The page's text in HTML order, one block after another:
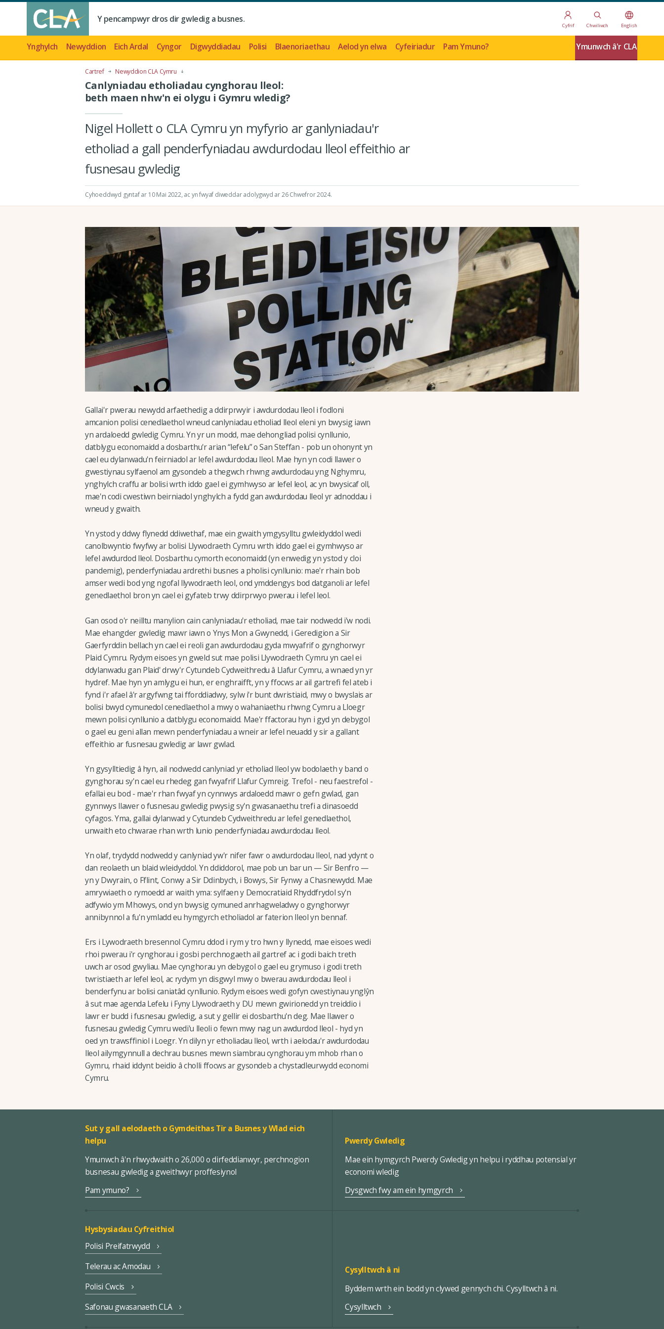
Y pencampwyr dros dir gwledig a busnes.
Cyfrif Chwiliwch English
Ynghylch Newyddion Eich Ardal Cyngor Digwyddiadau Polisi Blaenoriaethau Aelod yn elwa Cyfeiriadur Pam Ymuno? Ymunwch â'r CLA
Cartref Newyddion CLA Cymru
Canlyniadau etholiadau cynghorau lleol:
beth maen nhw'n ei olygu i Gymru wledig?
Nigel Hollett o CLA Cymru yn myfyrio ar ganlyniadau'r
etholiad a gall penderfyniadau awdurdodau lleol effeithio ar
fusnesau gwledig
Cyhoeddwyd gyntaf ar 10 Mai 2022, ac yn fwyaf diweddar adolygwyd ar 26 Chwefror 2024.
Gallai'r pwerau newydd arfaethedig a ddirprwyir i awdurdodau lleol i fodloni
amcanion polisi cenedlaethol wneud canlyniadau etholiad lleol eleni yn bwysig iawn
yn ardaloedd gwledig Cymru. Yn yr un modd, mae dehongliad polisi cynllunio,
datblygu economaidd a dosbarthu'r arian “lefelu” o San Steffan - pob un ohonynt yn
cael eu dylanwadu'n feirniadol ar lefel awdurdodau lleol. Mae hyn yn codi llawer o
gwestiynau sylfaenol am gysondeb a thegwch rhwng awdurdodau yng Nghymru,
ynghylch craffu ar bolisi wrth iddo gael ei gymhwyso ar lefel leol, ac yn bwysicaf oll,
mae'n codi cwestiwn beirniadol ynghylch a fydd gan awdurdodau lleol yr adnoddau i
wneud y gwaith.
Yn ystod y ddwy flynedd ddiwethaf, mae ein gwaith ymgysylltu gwleidyddol wedi
canolbwyntio fwyfwy ar bolisi Llywodraeth Cymru wrth iddo gael ei gymhwyso ar
lefel awdurdod lleol. Dosbarthu cymorth economaidd (yn enwedig yn ystod y cloi
pandemig), penderfyniadau ardrethi busnes a pholisi cynllunio: mae'r rhain bob
amser wedi bod yng ngofal llywodraeth leol, ond ymddengys bod datganoli ar lefel
genedlaethol bron yn cael ei gyfateb trwy ddirprwyo pwerau i lefel leol.
Gan osod o'r neilltu manylion cain canlyniadau'r etholiad, mae tair nodwedd i'w nodi.
Mae ehangder gwledig mawr iawn o Ynys Mon a Gwynedd, i Geredigion a Sir
Gaerfyrddin bellach yn cael ei reoli gan awdurdodau gyda mwyafrif o gynghorwyr
Plaid Cymru. Rydym eisoes yn gweld sut mae polisi Llywodraeth Cymru yn cael ei
ddylanwadu gan Plaid' drwy'r Cytundeb Cydweithredu â Llafur Cymru, a wnaed yn yr
hydref. Mae hyn yn amlygu ei hun, er enghraifft, yn y ffocws ar ail gartrefi fel ateb i
fynd i'r afael â'r argyfwng tai fforddiadwy, sylw i'r bunt dwristiaid, mwy o bwyslais ar
bolisi bwyd cymunedol cenedlaethol a mwy o wahaniaethu rhwng Cymru a Lloegr
mewn polisi cynllunio a datblygu economaidd. Mae'r ffactorau hyn i gyd yn debygol
o gael eu geni allan mewn penderfyniadau a wneir ar lefel neuadd y sir a gallant
effeithio ar fusnesau gwledig ar lawr gwlad.
Yn gysylltiedig â hyn, ail nodwedd canlyniad yr etholiad lleol yw bodolaeth y band o
gynghorau sy'n cael eu rhedeg gan fwyafrif Llafur Cymreig. Trefol - neu faestrefol -
efallai eu bod - mae'r rhan fwyaf yn cynnwys ardaloedd mawr o gefn gwlad, gan
gynnwys llawer o fusnesau gwledig pwysig sy'n gwasanaethu trefi a dinasoedd
cyfagos. Yma, gallai dylanwad y Cytundeb Cydweithredu ar lefel genedlaethol,
unwaith eto chwarae rhan wrth lunio penderfyniadau awdurdodau lleol.
Yn olaf, trydydd nodwedd y canlyniad yw'r nifer fawr o awdurdodau lleol, nad ydynt o
dan reolaeth un blaid wleidyddol. Yn ddiddorol, mae pob un bar un — Sir Benfro —
yn y Dwyrain, o Fflint, Conwy a Sir Ddinbych, i Bowys, Sir Fynwy a Chasnewydd. Mae
amrywiaeth o rymoedd ar waith yma: sylfaen y Democratiaid Rhyddfrydol sy'n
adfywio ym Mhowys, ond yn bwysig cymuned anrhagweladwy o gynghorwyr
annibynnol a fu'n ymladd eu hymgyrch etholiadol ar faterion lleol yn bennaf.
Ers i Lywodraeth bresennol Cymru ddod i rym y tro hwn y llynedd, mae eisoes wedi
rhoi pwerau i'r cynghorau i gosbi perchnogaeth ail gartref ac i godi baich treth
uwch ar osod gwyliau. Mae cynghorau yn debygol o gael eu grymuso i godi treth
twristiaeth ar lefel leol, ac rydym yn disgwyl mwy o bwerau awdurdodau lleol i
benderfynu ar bolisi caniatâd cynllunio. Rydym eisoes wedi gofyn cwestiynau ynglŷn
â sut mae agenda Lefelu i Fyny Llywodraeth y DU mewn gwirionedd yn treiddio i
lawr er budd i fusnesau gwledig, a sut y gellir ei dosbarthu'n deg. Mae llawer o
fusnesau gwledig Cymru wedi'u lleoli o fewn mwy nag un awdurdod lleol - hyd yn
oed yn trawsffiniol i Loegr. Yn dilyn yr etholiadau lleol, wrth i aelodau'r awdurdodau
lleol ailymgynnull a dechrau busnes mewn siambrau cynghorau ym mhob rhan o
Gymru, rhaid iddynt beidio â cholli ffocws ar gysondeb a chystadleurwydd economi
Cymru.
Sut y gall aelodaeth o Gymdeithas Tir a Busnes y Wlad eich
helpu
Ymunwch â'n rhwydwaith o 26,000 o dirfeddianwyr, perchnogion
busnesau gwledig a gweithwyr proffesiynol
Pam ymuno?
Pwerdy Gwledig
Mae ein hymgyrch Pwerdy Gwledig yn helpu i ryddhau potensial yr
economi wledig
Dysgwch fwy am ein hymgyrch
Hysbysiadau Cyfreithiol
Polisi Preifatrwydd
Telerau ac Amodau
Polisi Cwcis
Safonau gwasanaeth CLA
Cysylltwch â ni
Byddem wrth ein bodd yn clywed gennych chi. Cysylltwch â ni.
Cysylltwch